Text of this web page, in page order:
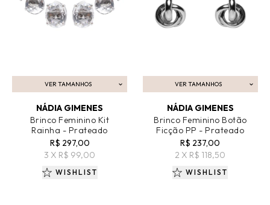
VER TAMANHOS
ADICIONAR AO CARRINHO
NÁDIA GIMENES
Brinco Feminino Kit
Rainha - Prateado
R$ 297,00
3 X R$ 99,00
WISHLIST
VER TAMANHOS
ADICIONAR AO CARRINHO
NÁDIA GIMENES
Brinco Feminino Botão
Ficção PP - Prateado
R$ 237,00
2 X R$ 118,50
WISHLIST